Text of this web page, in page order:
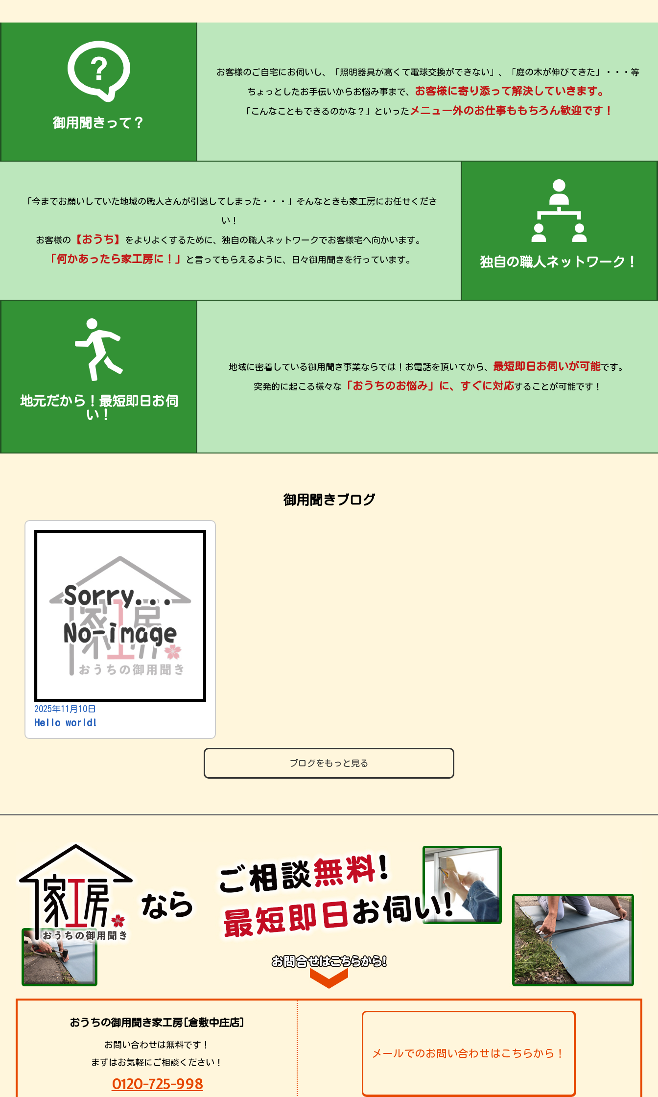
御用聞きって？
お客様のご自宅にお伺いし、「照明器具が高くて電球交換ができない」、「庭の木が伸びてきた」・・・等
ちょっとしたお手伝いからお悩み事まで、 お客様に寄り添って解決していきます。
「こんなこともできるのかな？」といった メニュー外のお仕事ももちろん歓迎です！
独自の職人ネットワーク！
「今までお願いしていた地域の職人さんが引退してしまった・・・」そんなときも家工房にお任せくださ
い！
お客様の 【おうち】 をよりよくするために、独自の職人ネットワークでお客様宅へ向かいます。
「何かあったら家工房に！」 と言ってもらえるように、日々御用聞きを行っています。
地元だから！最短即日お伺
い！
地域に密着している御用聞き事業ならでは！お電話を頂いてから、 最短即日お伺いが可能です。
突発的に起こる様々な 「おうちのお悩み」に、すぐに対応することが可能です！
御用聞きブログ
2025年11月10日
Hello world!
ブログをもっと見る
おうちの御用聞き家工房[倉敷中庄店]
お問い合わせは無料です！
まずはお気軽にご相談ください！
0120-725-998
メールでのお問い合わせはこちらから！